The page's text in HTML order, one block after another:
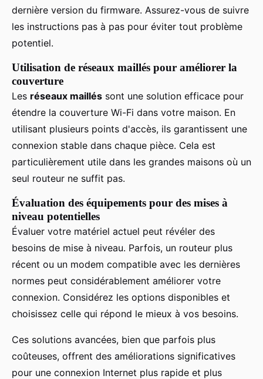
dernière version du firmware. Assurez-vous de suivre
les instructions pas à pas pour éviter tout problème
potentiel.
Utilisation de réseaux maillés pour améliorer la
couverture
Les réseaux maillés sont une solution efficace pour
étendre la couverture Wi-Fi dans votre maison. En
utilisant plusieurs points d'accès, ils garantissent une
connexion stable dans chaque pièce. Cela est
particulièrement utile dans les grandes maisons où un
seul routeur ne suffit pas.
Évaluation des équipements pour des mises à
niveau potentielles
Évaluer votre matériel actuel peut révéler des
besoins de mise à niveau. Parfois, un routeur plus
récent ou un modem compatible avec les dernières
normes peut considérablement améliorer votre
connexion. Considérez les options disponibles et
choisissez celle qui répond le mieux à vos besoins.
Ces solutions avancées, bien que parfois plus
coûteuses, offrent des améliorations significatives
pour une connexion Internet plus rapide et plus